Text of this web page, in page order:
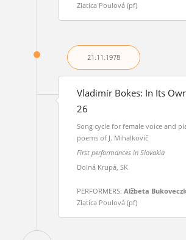
Zlatica Poulová (pf)
21.11.1978
Vladimír Bokes: In Its
26
Song cycle for female voice and
poems of J. Mihalkovič
First performances in Slovakia
Dolná Krupá, SK
PERFORMERS: Alžbeta
Zlatica Poulová (pf)